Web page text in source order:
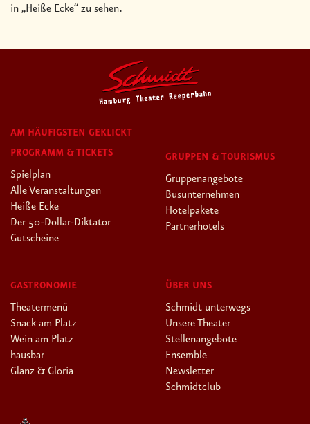
in „Heiße Ecke“ zu sehen.
AM HÄUFIGSTEN GEKLICKT
PROGRAMM & TICKETS
Spielplan
Alle Veranstaltungen
Heiße Ecke
Der 50-Dollar-Diktator
Gutscheine
GRUPPEN & TOURISMUS
Gruppenangebote
Busunternehmen
Hotelpakete
Partnerhotels
GASTRONOMIE
Theatermenü
Snack am Platz
Wein am Platz
hausbar
Glanz & Gloria
ÜBER UNS
Schmidt unterwegs
Unsere Theater
Stellenangebote
Ensemble
Newsletter
Schmidtclub